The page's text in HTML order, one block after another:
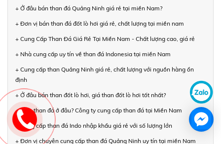
+ Ở đâu bán than đá Quảng Ninh giá rẻ tại miền Nam?
+ Đơn vị bán than đá đốt lò hơi giá rẻ, chất lượng tại miền nam
+ Cung Cấp Than Đá Giá Rẻ Tại Miền Nam - Chất lượng cao, giá rẻ
+ Nhà cung cấp uy tín về than đá Indonesia tại miền Nam
+ Cung cấp than Quảng Ninh giá rẻ, chất lượng với nguồn hàng ổn
định
+ Ở đâu bán than đốt lò hơi, giá than đốt lò hơi tốt nhất?
+ Mua than đá ở đâu? Công ty cung cấp than đá tại Miền Nam
+ Cung cấp than đá Indo nhập khẩu giá rẻ với số lượng lớn
+ Đơn vị chuyên cung cấp than đá Quảng Ninh uy tín tại miền Nam